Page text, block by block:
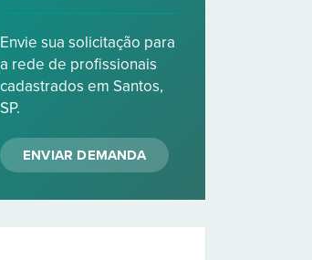
Envie sua solicitação para
a rede de profissionais
cadastrados em Santos,
SP.
ENVIAR DEMANDA